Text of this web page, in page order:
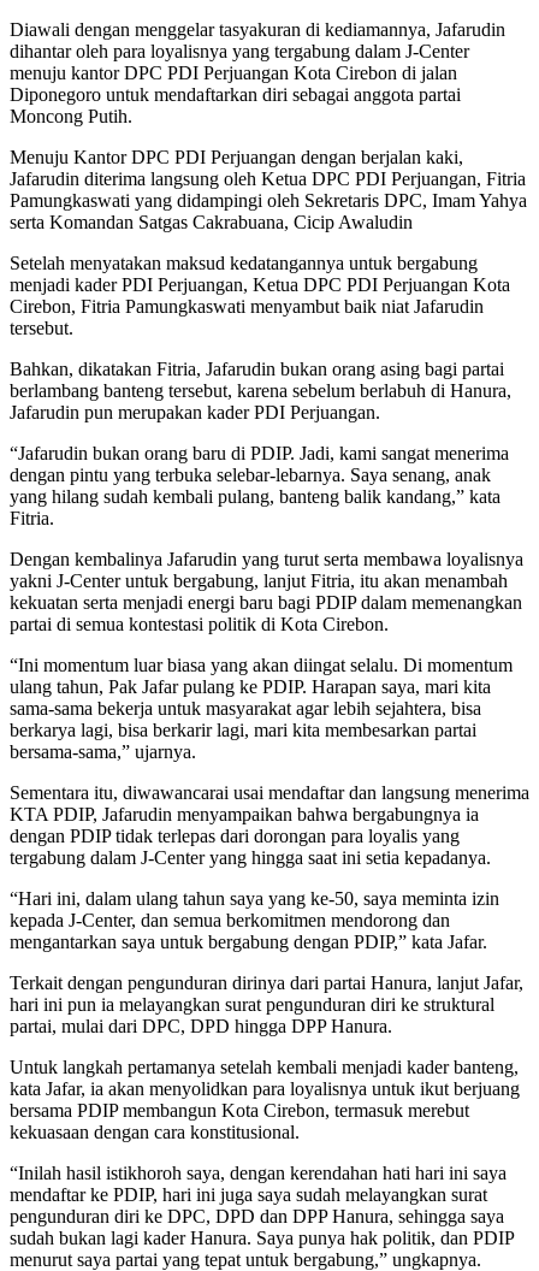
Diawali dengan menggelar tasyakuran di kediamannya, Jafarudin
dihantar oleh para loyalisnya yang tergabung dalam J-Center
menuju kantor DPC PDI Perjuangan Kota Cirebon di jalan
Diponegoro untuk mendaftarkan diri sebagai anggota partai
Moncong Putih.
Menuju Kantor DPC PDI Perjuangan dengan berjalan kaki,
Jafarudin diterima langsung oleh Ketua DPC PDI Perjuangan, Fitria
Pamungkaswati yang didampingi oleh Sekretaris DPC, Imam Yahya
serta Komandan Satgas Cakrabuana, Cicip Awaludin
Setelah menyatakan maksud kedatangannya untuk bergabung
menjadi kader PDI Perjuangan, Ketua DPC PDI Perjuangan Kota
Cirebon, Fitria Pamungkaswati menyambut baik niat Jafarudin
tersebut.
Bahkan, dikatakan Fitria, Jafarudin bukan orang asing bagi partai
berlambang banteng tersebut, karena sebelum berlabuh di Hanura,
Jafarudin pun merupakan kader PDI Perjuangan.
“Jafarudin bukan orang baru di PDIP. Jadi, kami sangat menerima
dengan pintu yang terbuka selebar-lebarnya. Saya senang, anak
yang hilang sudah kembali pulang, banteng balik kandang,” kata
Fitria.
Dengan kembalinya Jafarudin yang turut serta membawa loyalisnya
yakni J-Center untuk bergabung, lanjut Fitria, itu akan menambah
kekuatan serta menjadi energi baru bagi PDIP dalam memenangkan
partai di semua kontestasi politik di Kota Cirebon.
“Ini momentum luar biasa yang akan diingat selalu. Di momentum
ulang tahun, Pak Jafar pulang ke PDIP. Harapan saya, mari kita
sama-sama bekerja untuk masyarakat agar lebih sejahtera, bisa
berkarya lagi, bisa berkarir lagi, mari kita membesarkan partai
bersama-sama,” ujarnya.
Sementara itu, diwawancarai usai mendaftar dan langsung menerima
KTA PDIP, Jafarudin menyampaikan bahwa bergabungnya ia
dengan PDIP tidak terlepas dari dorongan para loyalis yang
tergabung dalam J-Center yang hingga saat ini setia kepadanya.
“Hari ini, dalam ulang tahun saya yang ke-50, saya meminta izin
kepada J-Center, dan semua berkomitmen mendorong dan
mengantarkan saya untuk bergabung dengan PDIP,” kata Jafar.
Terkait dengan pengunduran dirinya dari partai Hanura, lanjut Jafar,
hari ini pun ia melayangkan surat pengunduran diri ke struktural
partai, mulai dari DPC, DPD hingga DPP Hanura.
Untuk langkah pertamanya setelah kembali menjadi kader banteng,
kata Jafar, ia akan menyolidkan para loyalisnya untuk ikut berjuang
bersama PDIP membangun Kota Cirebon, termasuk merebut
kekuasaan dengan cara konstitusional.
“Inilah hasil istikhoroh saya, dengan kerendahan hati hari ini saya
mendaftar ke PDIP, hari ini juga saya sudah melayangkan surat
pengunduran diri ke DPC, DPD dan DPP Hanura, sehingga saya
sudah bukan lagi kader Hanura. Saya punya hak politik, dan PDIP
menurut saya partai yang tepat untuk bergabung,” ungkapnya.